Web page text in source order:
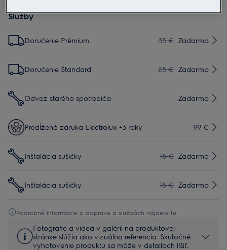
Služby
Doručenie Prémium 35 € Zadarmo
Doručenie Štandard 25 € Zadarmo
Odvoz starého spotrebiča Zadarmo
Predĺžená záruka Electrolux +3 roky 99 €
Inštalácia sušičky 18 € Zadarmo
Inštalácia sušičky 18 € Zadarmo
Podrobné informácie o doprave a službách nájdete tu
Fotografie a videá v galérii na produktovej
stránke slúžia ako vizuálna referencia. Skutočné
vyhotovenie produktu sa môže v detailoch líšiť.